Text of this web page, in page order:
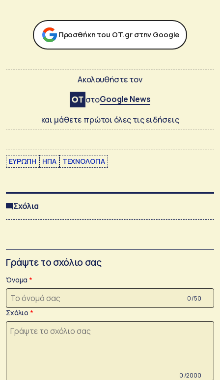
Προσθήκη του ΟΤ.gr στην Google
Ακολουθήστε τον
στοGoogle News
και μάθετε πρώτοι όλες τις ειδήσεις
ΕΥΡΩΠΗ ΗΠΑ ΤΕΧΝΟΛΟΓΙΑ
Σχόλια
Γράψτε το σχόλιο σας
Όνομα
0 /50
Σχόλιο
0 /2000